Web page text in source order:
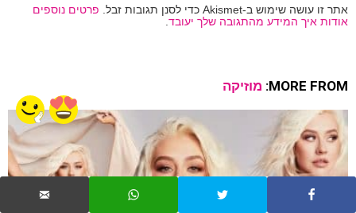
אתר זו עושה שימוש ב-Akismet כדי לסנן תגובות זבל.
פרטים נוספים
אודות איך המידע מהתגובה שלך יעובד
MORE FROM: מוזיקה